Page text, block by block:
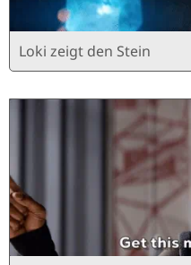
Loki zeigt den Stein